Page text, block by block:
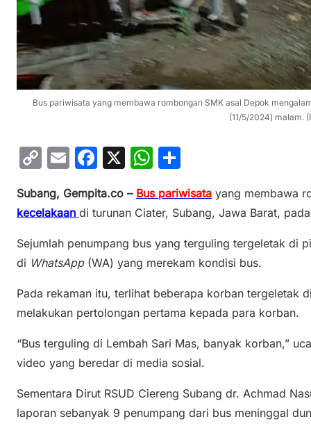
Bus pariwisata yang membawa rombongan SMK asal Depok
(11/5/2024) malam.
C
p
y
Li
n
k
E
ai
l
F
c
e
b
o
o
k
X
W
at
s
A
p
p
ar
e
Subang, Gempita.co – Bus pariwisata yang membawa
kecelakaan di turunan Ciater, Subang, Jawa Barat,
Sejumlah penumpang bus yang terguling tergeletak di
di WhatsApp(WA) yang merekam kondisi bus.
Pada rekaman itu, terlihat beberapa korban tergeletak
melakukan pertolongan pertama kepada para korban.
“Bus terguling di Lembah Sari Mas, banyak korban,”
video yang beredar di media sosial.
Sementara Dirut RSUD Ciereng Subang dr. Achmad
laporan sebanyak 9 penumpang dari bus meninggal